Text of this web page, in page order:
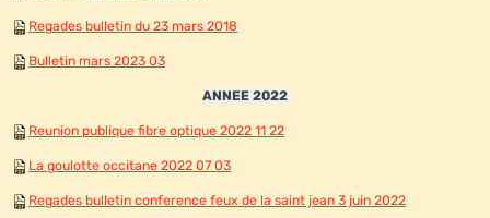
Regades bulletin du 23 mars 2018
Bulletin mars 2023 03
ANNEE 2022
Reunion publique fibre optique 2022 11 22
La goulotte occitane 2022 07 03
Regades bulletin conference feux de la saint jean 3 juin 2022